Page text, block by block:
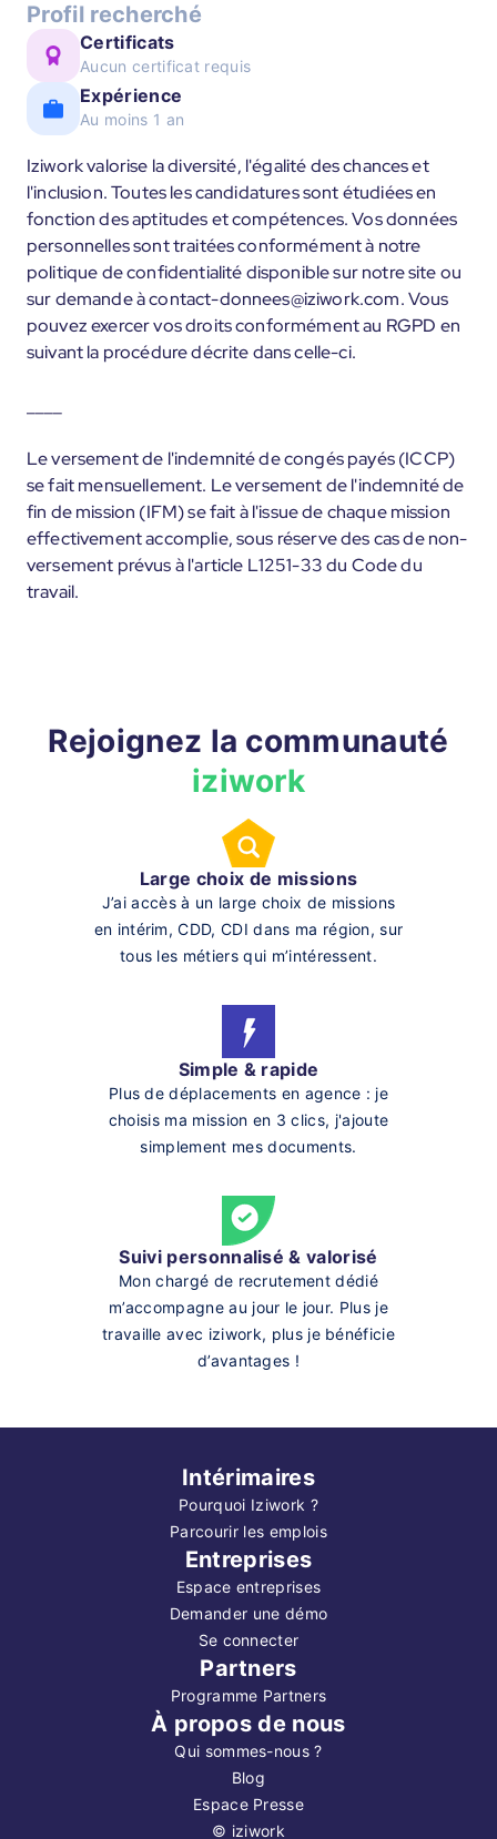
Profil recherché
Certificats
Aucun certificat requis
Expérience
Au moins 1 an
Iziwork valorise la diversité, l'égalité des chances et
l'inclusion. Toutes les candidatures sont étudiées en
fonction des aptitudes et compétences. Vos données
personnelles sont traitées conformément à notre
politique de confidentialité disponible sur notre site ou
sur demande à contact-donnees@iziwork.com. Vous
pouvez exercer vos droits conformément au RGPD en
suivant la procédure décrite dans celle-ci.
Le versement de l'indemnité de congés payés (ICCP)
se fait mensuellement. Le versement de l'indemnité de
fin de mission (IFM) se fait à l'issue de chaque mission
effectivement accomplie, sous réserve des cas de non-
versement prévus à l'article L1251-33 du Code du
travail.
Rejoignez la communauté
iziwork
Large choix de missions
J’ai accès à un large choix de missions
en intérim, CDD, CDI dans ma région, sur
tous les métiers qui m’intéressent.
Simple & rapide
Plus de déplacements en agence : je
choisis ma mission en 3 clics, j'ajoute
simplement mes documents.
Suivi personnalisé & valorisé
Mon chargé de recrutement dédié
m’accompagne au jour le jour. Plus je
travaille avec iziwork, plus je bénéficie
d’avantages !
Intérimaires
Pourquoi Iziwork ?
Parcourir les emplois
Entreprises
Espace entreprises
Demander une démo
Se connecter
Partners
Programme Partners
À propos de nous
Qui sommes-nous ?
Blog
Espace Presse
© iziwork